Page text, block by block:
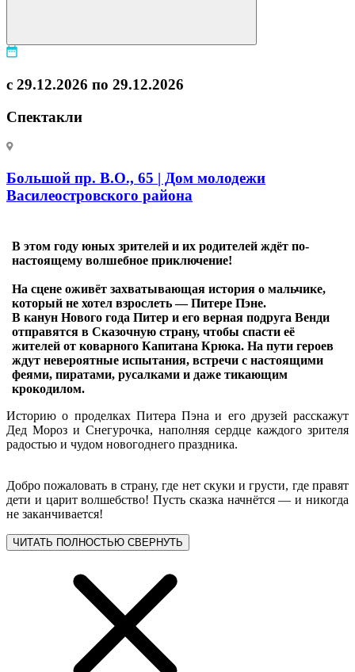
с 29.12.2026 по 29.12.2026
Спектакли
Большой пр. В.О., 65 | Дом молодежи
Василеостровского района
В этом году юных зрителей и их родителей ждёт по-
настоящему волшебное приключение!
На сцене оживёт захватывающая история о мальчике,
который не хотел взрослеть — Питере Пэне.
В канун Нового года Питер и его верная подруга Венди
отправятся в Сказочную страну, чтобы спасти её
жителей от коварного Капитана Крюка. На пути героев
ждут невероятные испытания, встречи с настоящими
феями, пиратами, русалками и даже тикающим
крокодилом.
Историю о проделках Питера Пэна и его друзей расскажут
Дед Мороз и Снегурочка, наполняя сердце каждого зрителя
радостью и чудом новогоднего праздника.
Добро пожаловать в страну, где нет скуки и грусти, где правят
дети и царит волшебство! Пусть сказка начнётся — и никогда
не заканчивается!
ЧИТАТЬ ПОЛНОСТЬЮ СВЕРНУТЬ